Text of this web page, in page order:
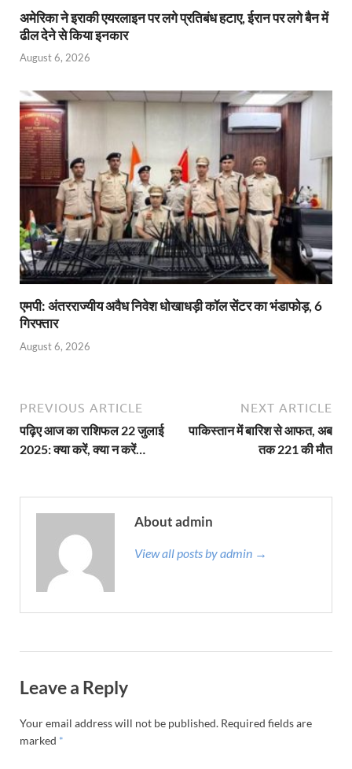
अमेरिका ने इराकी एयरलाइन पर लगे प्रतिबंध हटाए, ईरान पर लगे बैन में
ढील देने से किया इनकार
August 6, 2026
एमपी: अंतरराज्यीय अवैध निवेश धोखाधड़ी कॉल सेंटर का भंडाफोड़, 6
गिरफ्तार
August 6, 2026
PREVIOUS ARTICLE
पढ़िए आज का राशिफल 22 जुलाई
2025: क्या करें, क्या न करें…
NEXT ARTICLE
पाकिस्तान में बारिश से आफत, अब
तक 221 की मौत
About admin
View all posts by admin →
Leave a Reply
Your email address will not be published. Required fields are
marked *